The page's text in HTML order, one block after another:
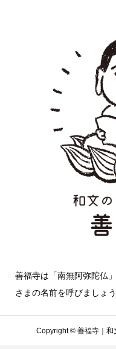
善福寺は「南無阿弥陀仏
さまの名前を呼びましょう
Copyright ©善福寺｜和